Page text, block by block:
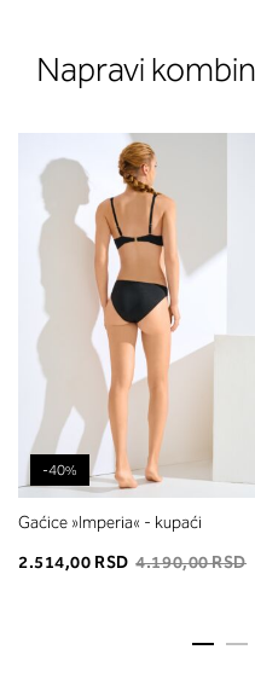
Napravi
-40%
Gaćice »Imperia« - kupaći
2.514,00 RSD 4.190,00 RSD